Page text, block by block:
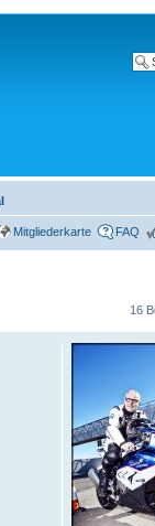
Mitgliederkarte FAQ
16